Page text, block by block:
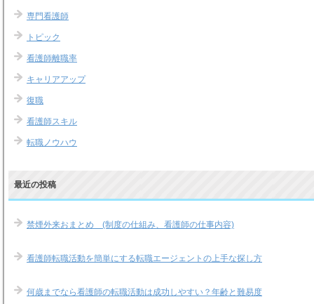
専門看護師
トピック
看護師離職率
キャリアアップ
復職
看護師スキル
転職ノウハウ
最近の投稿
禁煙外来おまとめ (制度の仕組み、看護師の仕事内容)
看護師転職活動を簡単にする転職エージェントの上手な探し方
何歳までなら看護師の転職活動は成功しやすい？年齢と難易度